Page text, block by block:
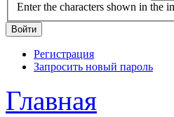
Enter the characters shown in the
Регистрация
Запросить новый пароль
Главная